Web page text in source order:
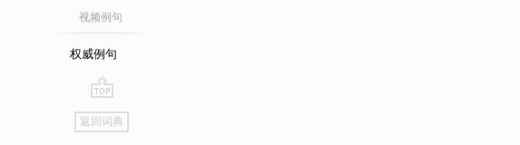
视频例句
权威例句
go
top
返回词典